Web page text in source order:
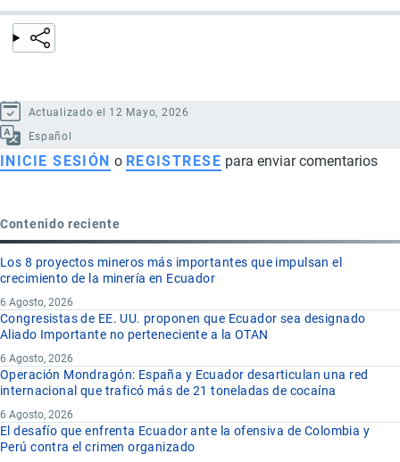
Actualizado el 12 Mayo, 2026
Español
INICIE SESIÓN o REGISTRESE para enviar comentarios
Contenido reciente
Los 8 proyectos mineros más importantes que impulsan el
crecimiento de la minería en Ecuador
6 Agosto, 2026
Congresistas de EE. UU. proponen que Ecuador sea designado
Aliado Importante no perteneciente a la OTAN
6 Agosto, 2026
Operación Mondragón: España y Ecuador desarticulan una red
internacional que traficó más de 21 toneladas de cocaína
6 Agosto, 2026
El desafío que enfrenta Ecuador ante la ofensiva de Colombia y
Perú contra el crimen organizado